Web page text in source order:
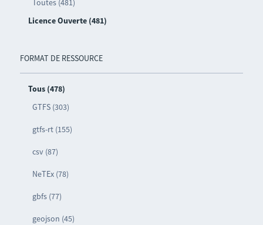
Toutes (481)
Licence Ouverte (481)
FORMAT DE RESSOURCE
Tous (478)
GTFS (303)
gtfs-rt (155)
csv (87)
NeTEx (78)
gbfs (77)
geojson (45)